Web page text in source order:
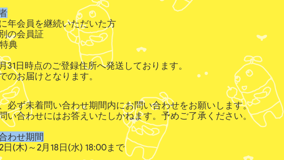
年会員を継続いただいた方
の会員証
典
31日時点のご登録住所へ発送しております。
のお届けとなります。
必ず未着問い合わせ期間内にお問い合わせをお願いします。
い合わせにはお答えいたしかねます。予めご了承ください。
わせ期間
日(木)～2月18日(水) 18:00まで